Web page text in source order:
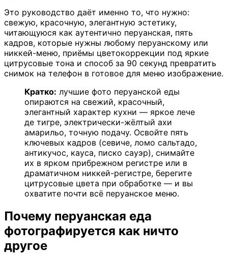
Это руководство даёт именно то, что нужно:
свежую, красочную, элегантную эстетику,
читающуюся как аутентично перуанская, пять
кадров, которые нужны любому перуанскому или
никкей-меню, приёмы цветокоррекции под яркие
цитрусовые тона и способ за 90 секунд превратить
снимок на телефон в готовое для меню изображение.
Кратко: лучшие фото перуанской еды
опираются на свежий, красочный,
элегантный характер кухни — яркое лече
де тигре, электрически-жёлтый ахи
амарильо, точную подачу. Освойте пять
ключевых кадров (севиче, ломо сальтадо,
антикучос, кауса, писко сауэр), снимайте
их в ярком прибрежном регистре или в
драматичном никкей-регистре, берегите
цитрусовые цвета при обработке — и вы
охватите почти всё перуанское меню.
Почему перуанская еда
фотографируется как ничто
другое